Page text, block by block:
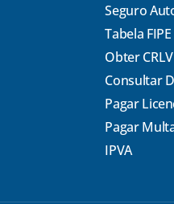
Seguro
Tabela FIPE
Obter CRLV
Consultar
Pagar
Pagar
IPVA